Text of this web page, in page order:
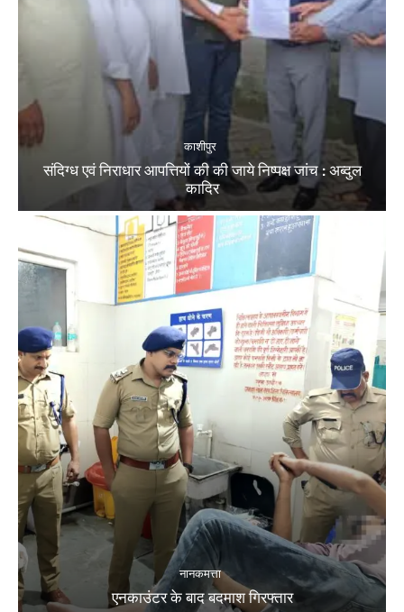
काशीपुर
संदिग्ध एवं निराधार आपत्तियों की की जाये निष्पक्ष जांच : अब्दुल
कादिर
नानकमत्ता
एनकाउंटर के बाद बदमाश गिरफ्तार